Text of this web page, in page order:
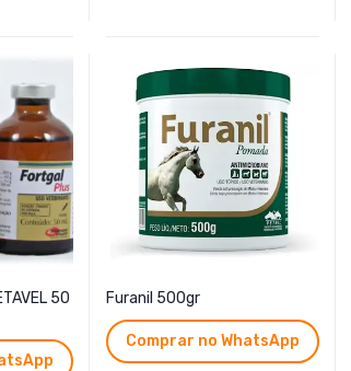
50
Furanil 500gr
Comprar no WhatsApp